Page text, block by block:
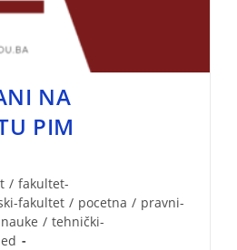
NA
PIM
/ fakultet-
fakultet / pocetna / pravni-
/ tehnički-